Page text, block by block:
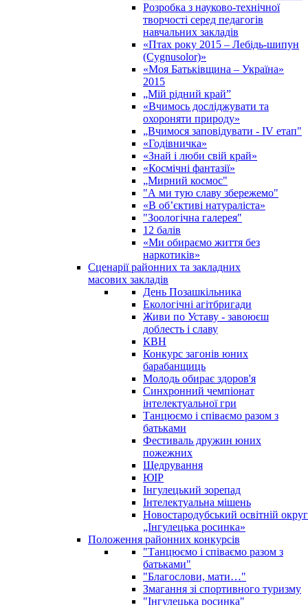
Розробка з науково-технічної
творчості серед педагогів
навчальних закладів
«Птах року 2015 – Лебідь-шипун
(Cygnusolor)»
«Моя Батьківщина – Україна»
2015
„Мій рідний край”
«Вчимось досліджувати та
охороняти природу»
„Вчимося заповідувати - ІV етап"
«Годівничка»
«Знай і люби свій край»
«Космічні фантазії»
„Мирний космос"
"А ми тую славу збережемо"
«В об’єктиві натураліста»
"Зоологічна галерея"
12 балів
«Ми обираємо життя без
наркотиків»
Сценарії районних та закладних
масових закладів
День Позашкільника
Екологічні агітбригади
Живи по Уставу - завоюєш
доблесть і славу
КВН
Конкурс загонів юних
барабанщиць
Молодь обирає здоров'я
Синхронний чемпіонат
інтелектуальної гри
Танцюємо і співаємо разом з
батьками
Фестиваль дружин юних
пожежних
Щедрування
ЮІР
Інгулецький зорепад
Інтелектуальна мішень
Новостародубський освітній округ
„Інгулецька росинка»
Положення районних конкурсів
"Танцюємо і співаємо разом з
батьками"
"Благослови, мати…"
Змагання зі спортивного туризму
"Інгулецька росинка"